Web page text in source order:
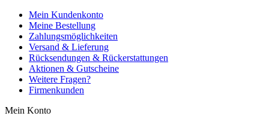
Mein Kundenkonto
Meine Bestellung
Zahlungsmöglichkeiten
Versand & Lieferung
Rücksendungen & Rückerstattungen
Aktionen & Gutscheine
Weitere Fragen?
Firmenkunden
Mein Konto